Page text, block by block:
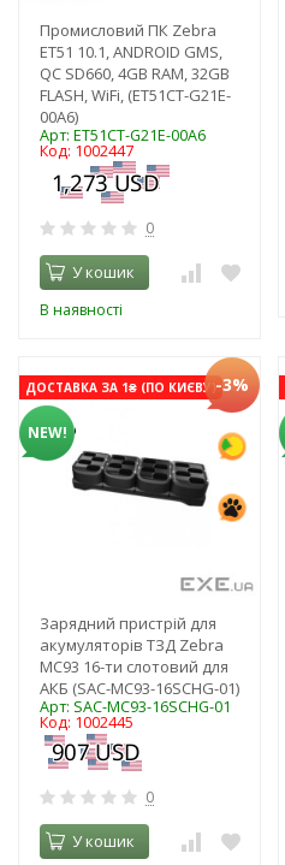
Промисловий ПК Zebra
ЕТ51 10.1, ANDROID GMS,
QC SD660, 4GB RAM, 32GB
FLASH, WiFi, (ET51CT-G21E-
00A6)
Арт: ET51CT-G21E-00A6
Код: 1002447
0
У кошик
В наявності
ДОСТАВКА ЗА 1₴ (ПО КИЄВУ)
NEW!
-3%
Зарядний пристрій для
акумуляторів ТЗД Zebra
MC93 16-ти слотовий для
АКБ (SAC-MC93-16SCHG-01)
Арт: SAC-MC93-16SCHG-01
Код: 1002445
0
У кошик